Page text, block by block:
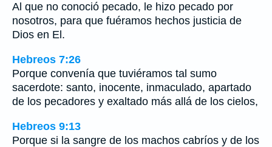
Al que no conoció pecado, le hizo pecado por
nosotros, para que fuéramos hechos justicia de
Dios en El.
Hebreos 7:26
Porque convenía que tuviéramos tal sumo
sacerdote: santo, inocente, inmaculado, apartado
de los pecadores y exaltado más allá de los cielos,
Hebreos 9:13
Porque si la sangre de los machos cabríos y de los